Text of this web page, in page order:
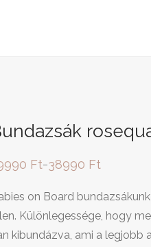
Ft–38990 Ft
Fton Board
Különlegessége, hogy
kibundázva, ami a legjobb